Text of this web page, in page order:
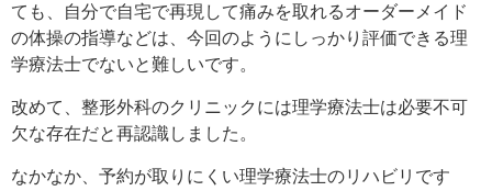
ても、自分で自宅で再現して痛みを取れるオーダーメイド
の体操の指導などは、今回のようにしっかり評価できる理
学療法士でないと難しいです。
改めて、整形外科のクリニックには理学療法士は必要不可
欠な存在だと再認識しました。
なかなか、予約が取りにくい理学療法士のリハビリです